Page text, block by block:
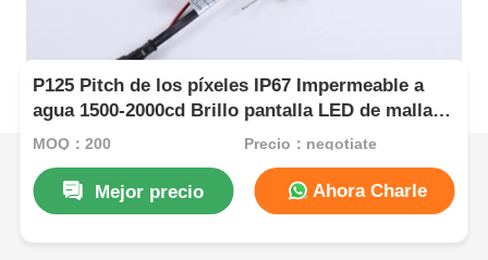
P125 Pitch de los píxeles IP67 Impermeable a
agua 1500-2000cd Brillo pantalla LED de malla
Flexible pantalla LED para publicidad al aire
MOQ：200 Precio：negotiate
Mejor precio Ahora Charle